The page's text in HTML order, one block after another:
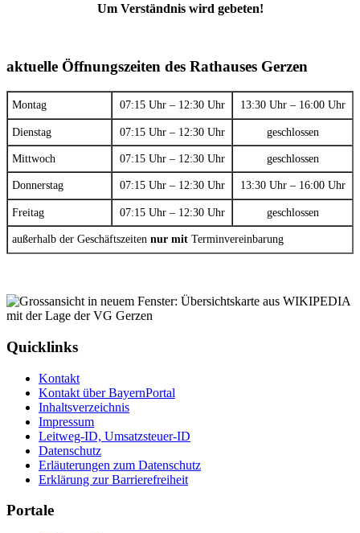
Um Verständnis wird gebeten!
aktuelle Öffnungszeiten des Rathauses Gerzen
Montag 07:15 Uhr – 12:30 Uhr 13:30 Uhr – 16:00 Uhr
Dienstag 07:15 Uhr – 12:30 Uhr geschlossen
Mittwoch 07:15 Uhr – 12:30 Uhr geschlossen
Donnerstag 07:15 Uhr – 12:30 Uhr 13:30 Uhr – 16:00 Uhr
Freitag 07:15 Uhr – 12:30 Uhr geschlossen
außerhalb der Geschäftszeiten nur mit Terminvereinbarung
Quicklinks
Kontakt
Kontakt über BayernPortal
Inhaltsverzeichnis
Impressum
Leitweg-ID, Umsatzsteuer-ID
Datenschutz
Erläuterungen zum Datenschutz
Erklärung zur Barrierefreiheit
Portale